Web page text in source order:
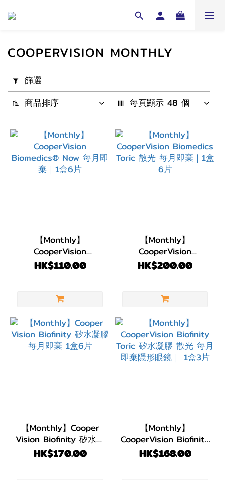
用
篩
選
(0/20)
戴
Day
(B.C)
BC
8.7
直徑
(DIA)
COOPERVISION MONTHLY
篩選
商品排序
每頁顯示 48 個
【Monthly】
CooperVision
Biomedics® Now 每月
即棄｜1盒6片
HK$110.00
【Monthly】
CooperVision
Biomedics Toric 散光
每月即棄｜1盒6片
HK$200.00
【Monthly】Cooper
Vision Biofinity 矽水凝
膠 每月即棄 1盒6片
HK$170.00
【Monthly】
CooperVision Biofinity
Toric 矽水凝膠 散光 每
月即棄隱形眼鏡｜ 1盒3
HK$168.00